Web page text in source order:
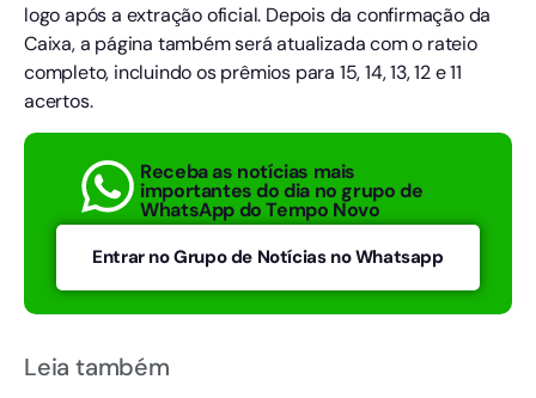
logo após a extração oficial. Depois da confirmação da
Caixa, a página também será atualizada com o rateio
completo, incluindo os prêmios para 15, 14, 13, 12 e 11
acertos.
Receba as notícias mais
importantes do dia no grupo de
WhatsApp do Tempo Novo
Entrar no Grupo de Notícias no Whatsapp
Leia também